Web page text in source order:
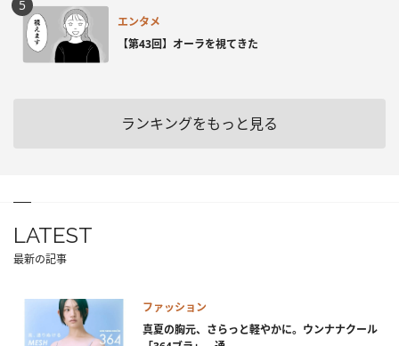
エンタメ
【第43回】オーラを視てきた
ランキングをもっと見る
LATEST
最新の記事
ファッション
真夏の胸元、さらっと軽やかに。ウンナナクール